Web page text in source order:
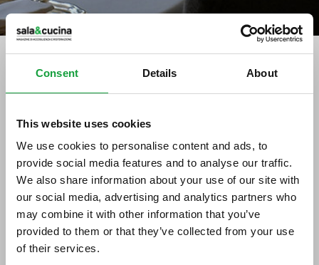
Consent Details About
This website uses cookies
We use cookies to personalise content and ads, to
provide social media features and to analyse our traffic.
We also share information about your use of our site with
our social media, advertising and analytics partners who
may combine it with other information that you’ve
provided to them or that they’ve collected from your use
of their services.
Grandi Langhe DOCG
Stampa
16/03/2017